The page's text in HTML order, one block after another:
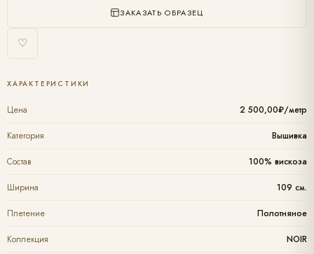
ЗАКАЗАТЬ ОБРАЗЕЦ
♡
ХАРАКТЕРИСТИКИ
Цена 2 500,00₽/метр
Категория Вышивка
Состав 100% вискоза
Ширина 109 см.
Плетение Полотняное
Коллекция NOIR